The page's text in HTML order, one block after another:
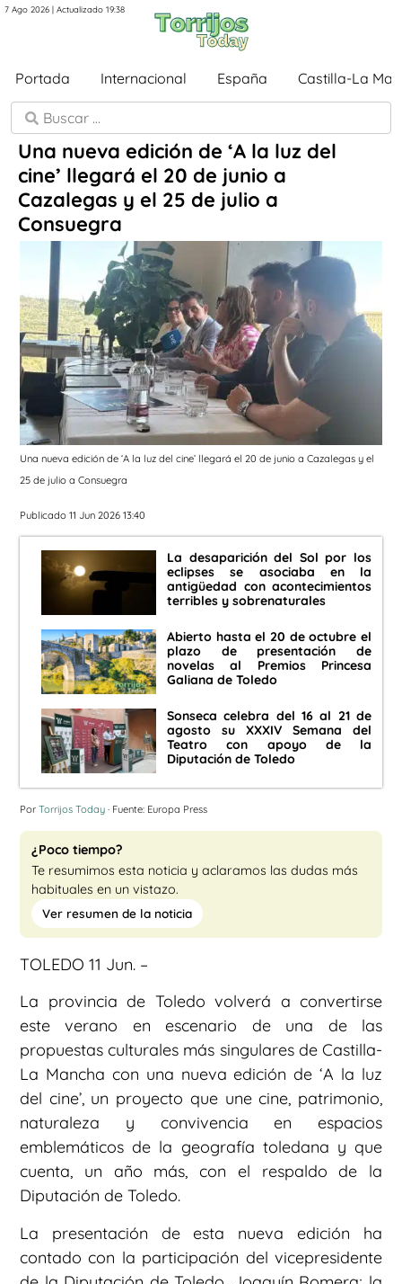
7 Ago 2026 | Actualizado 19:38
Portada Internacional España Castilla-La
Una nueva edición de ‘A la luz del
cine’ llegará el 20 de junio a
Cazalegas y el 25 de julio a
Consuegra
Una nueva edición de ‘A la luz del cine’ llegará el 20 de junio a Cazalegas y el
25 de julio a Consuegra
Publicado 11 Jun 2026 13:40
La desaparición del Sol por los
eclipses se asociaba en la
antigüedad con acontecimientos
terribles y sobrenaturales
Abierto hasta el 20 de octubre el
plazo de presentación de
novelas al Premios Princesa
Galiana de Toledo
Sonseca celebra del 16 al 21 de
agosto su XXXIV Semana del
Teatro con apoyo de la
Diputación de Toledo
Por Torrijos Today · Fuente: Europa Press
¿Poco tiempo?
Te resumimos esta noticia y aclaramos las dudas más
habituales en un vistazo.
Ver resumen de la noticia
TOLEDO 11 Jun. –
La provincia de Toledo volverá a convertirse
este verano en escenario de una de las
propuestas culturales más singulares de Castilla-
La Mancha con una nueva edición de ‘A la luz
del cine’, un proyecto que une cine, patrimonio,
naturaleza y convivencia en espacios
emblemáticos de la geografía toledana y que
cuenta, un año más, con el respaldo de la
Diputación de Toledo.
La presentación de esta nueva edición ha
contado con la participación del vicepresidente